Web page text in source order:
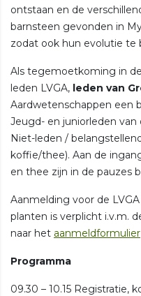
ontstaan en de
barnsteen gevonden in
zodat ook hun evolutie te
Als tegemoetkoming in
leden LVGA, leden van
Aardwetenschappen een
Jeugd- en juniorleden
Niet-leden /
koffie/thee). Aan de
en thee zijn in de pauzes
Aanmelding voor de
planten is verplicht i.v.m.
naar het aanmeldformulier
Programma
09.30 – 10.15 Registratie,